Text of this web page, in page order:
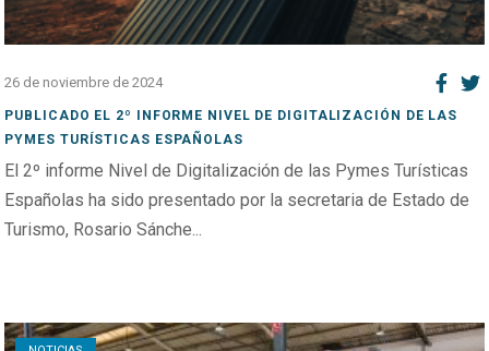
26 de noviembre de 2024
PUBLICADO EL 2º INFORME NIVEL DE DIGITALIZACIÓN DE LAS
PYMES TURÍSTICAS ESPAÑOLAS
El 2º informe Nivel de Digitalización de las Pymes Turísticas
Españolas ha sido presentado por la secretaria de Estado de
Turismo, Rosario Sánche...
Open post